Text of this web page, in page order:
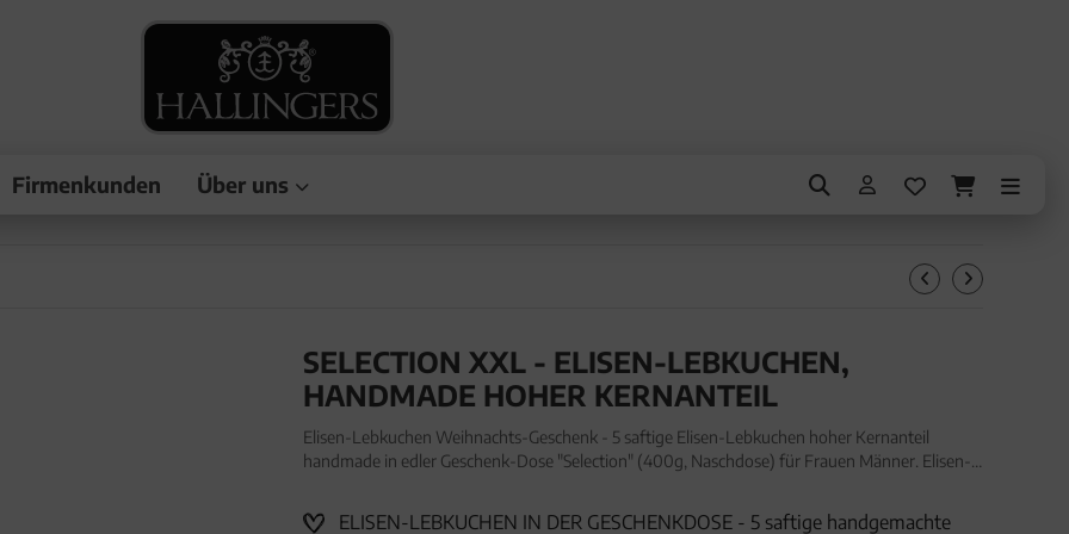
Firmenkunden Über uns
SELECTION XXL - ELISEN-LEBKUCHEN,
HANDMADE HOHER KERNANTEIL
Elisen-Lebkuchen Weihnachts-Geschenk - 5 saftige Elisen-Lebkuchen hoher Kernanteil
handmade in edler Geschenk-Dose "Selection" (400g, Naschdose) für Frauen Männer. Elisen-
ELISEN-LEBKUCHEN IN DER GESCHENKDOSE - 5 saftige handgemachte